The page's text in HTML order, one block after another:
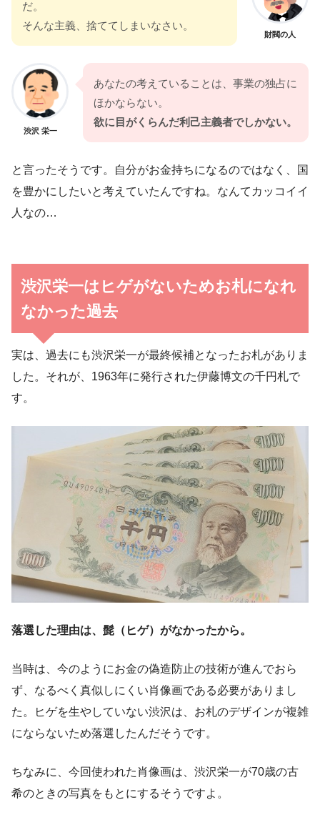
だ。
そんな主義、捨ててしまいなさい。
財閥の人
渋沢 栄一
あなたの考えていることは、事業の独占に
ほかならない。
欲に目がくらんだ利己主義者でしかない。
と言ったそうです。自分がお金持ちになるのではなく、国
を豊かにしたいと考えていたんですね。なんてカッコイイ
人なの…
渋沢栄一はヒゲがないためお札になれ
なかった過去
実は、過去にも渋沢栄一が最終候補となったお札がありま
した。それが、1963年に発行された伊藤博文の千円札で
す。
落選した理由は、髭（ヒゲ）がなかったから。
当時は、今のようにお金の偽造防止の技術が進んでおら
ず、なるべく真似しにくい肖像画である必要がありまし
た。ヒゲを生やしていない渋沢は、お札のデザインが複雑
にならないため落選したんだそうです。
ちなみに、今回使われた肖像画は、渋沢栄一が70歳の古
希のときの写真をもとにするそうですよ。